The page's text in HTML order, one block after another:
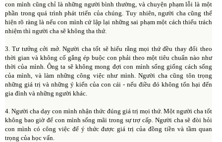
con mình cũng chỉ là những người bình thường, và chuyện phạm lỗi là một
phần trong quá trình phát triển của chúng. Tuy nhiên, người cha cũng thể
hiện rõ ràng là nếu con mình cứ lập lại những sai phạm một cách thiếu trách
nhiệm thì người cha sẽ không tha thứ.
3. Tư tưởng cởi mở. Người cha tốt sẽ hiểu rằng mọi thứ đều thay đổi theo
thời gian và không cố gắng ép buộc con phải theo một tiêu chuẩn nào như
thời của mình. Ông ta sẽ không mong đợi con mình sống giống cách sống
của mình, và làm những công việc như mình. Người cha cũng tôn trọng
những giá trị và những ý kiến của con cái - nếu điều đó không tổn hại đến
gia đình và những người khác.
4. Người cha dạy con mình nhận thức đúng giá trị mọi thứ. Một người cha tốt
không bao giờ để con mình sống mãi trong sự trợ cấp. Người cha sẽ đòi hỏi
con mình có công việc để ý thức được giá trị của đồng tiền và tầm quan
trọng của học vấn.